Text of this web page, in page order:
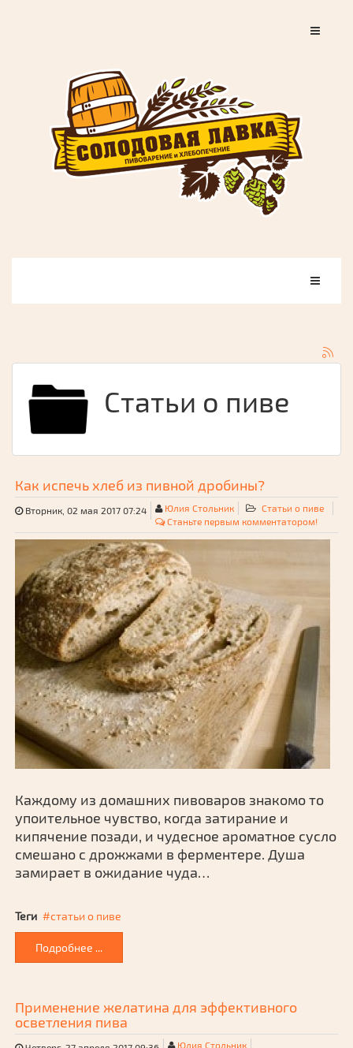
Статьи о пиве
Как испечь хлеб из пивной дробины?
Вторник, 02 мая 2017 07:24 Юлия Стольник
Статьи о пиве
Станьте первым комментатором!
Каждому из домашних пивоваров знакомо то
упоительное чувство, когда затирание и
кипячение позади, и чудесное ароматное сусло
смешано с дрожжами в ферментере. Душа
замирает в ожидание чуда…
Теги статьи о пиве
Подробнее ...
Применение желатина для эффективного
осветления пива
Юлия Стольник